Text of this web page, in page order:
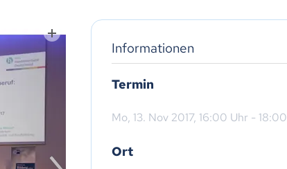
Informationen
Termin
Mo, 13. Nov 2017, 16:00 Uhr - 18:00
Ort